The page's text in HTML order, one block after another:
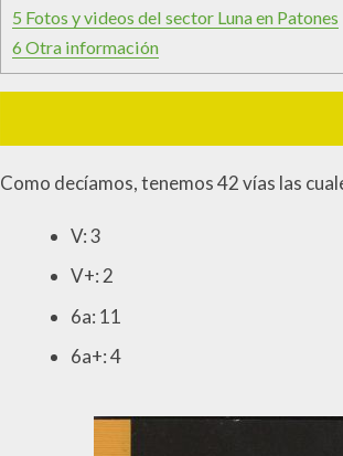
5 Fotos y videos del sector Luna en Patones
6 Otra información
Como decíamos, tenemos 42 vías las
V: 3
V+: 2
6a: 11
6a+: 4